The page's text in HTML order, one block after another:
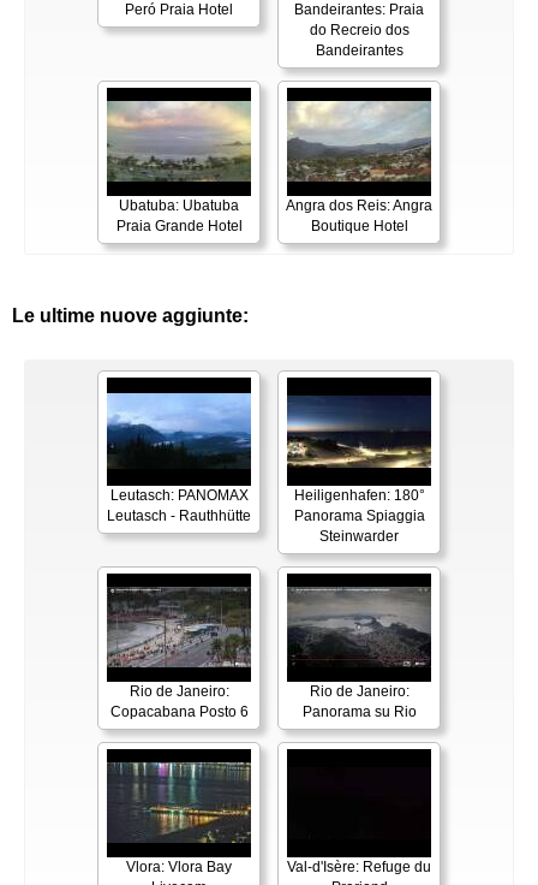
Peró Praia Hotel
Bandeirantes: Praia
do Recreio dos
Bandeirantes
Ubatuba: Ubatuba
Praia Grande Hotel
Angra dos Reis: Angra
Boutique Hotel
Le ultime nuove aggiunte:
Leutasch: PANOMAX
Leutasch - Rauthhütte
Heiligenhafen: 180°
Panorama Spiaggia
Steinwarder
Rio de Janeiro:
Copacabana Posto 6
Rio de Janeiro:
Panorama su Rio
Vlora: Vlora Bay
Val-d'Isère: Refuge du